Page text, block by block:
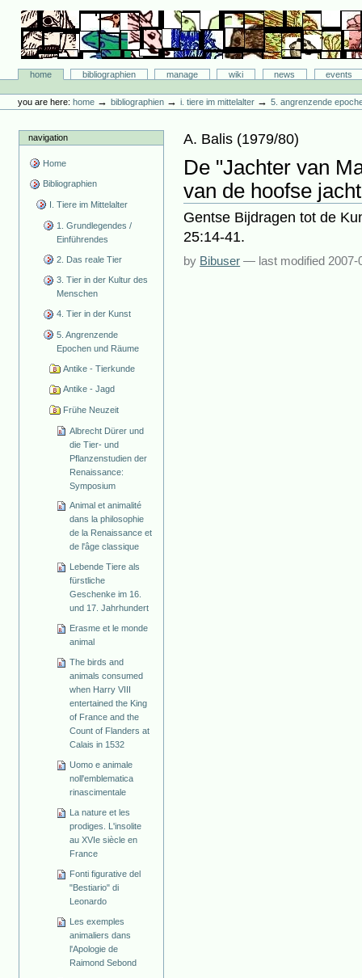
content.
navigation
Bibliographie-Portal
Sectionshome bibliographien manage wiki news
events
tools
you are here: home →bibliographien →i. tiere im mittelalter →5. angrenzende
navigation
Home
Bibliographien
I. Tiere im Mittelalter
1. Grundlegendes /
Einführendes
2. Das reale Tier
3. Tier in der Kultur des
Menschen
4. Tier in der Kunst
5. Angrenzende
Epochen und Räume
Antike - Tierkunde
Antike - Jagd
Frühe Neuzeit
Albrecht Dürer und
die Tier- und
Pflanzenstudien der
Renaissance:
Symposium
Animal et animalité
dans la philosophie
de la Renaissance et
de l'âge classique
Lebende Tiere als
fürstliche
Geschenke im 16.
und 17. Jahrhundert
Erasme et le monde
animal
The birds and
animals consumed
when Harry VIII
entertained the King
of France and the
Count of Flanders at
Calais in 1532
Uomo e animale
noll'emblematica
rinascimentale
La nature et les
prodiges. L'insolite
au XVIe siècle en
France
Fonti figurative del
"Bestiario" di
Leonardo
Les exemples
animaliers dans
l'Apologie de
Raimond Sebond
A. Balis (1979/80)
De "Jachter van
van de hoofse
Gentse Bijdragen tot de
25:14-41.
by Bibuser — last modified 2007-